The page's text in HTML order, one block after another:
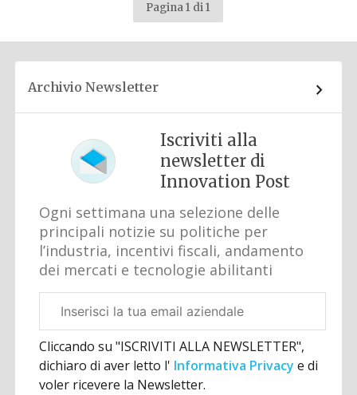
Pagina 1 di 1
Archivio Newsletter
Iscriviti alla
newsletter di
Innovation Post
Ogni settimana una selezione delle
principali notizie su politiche per
l’industria, incentivi fiscali, andamento
dei mercati e tecnologie abilitanti
aziendale
Cliccando su "ISCRIVITI ALLA NEWSLETTER",
dichiaro di aver letto l' Informativa Privacye di
voler ricevere la Newsletter.